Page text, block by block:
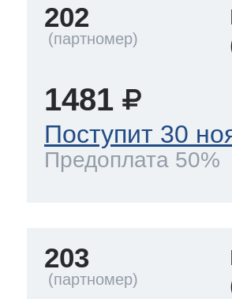
202
1481
Поступит 30
Предоплата 50%
203